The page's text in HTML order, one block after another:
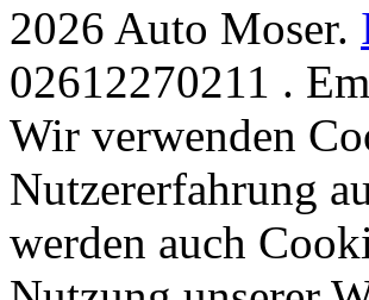
2026 Auto Moser.
02612270211 .
Wir verwenden
Nutzererfahrung
werden auch